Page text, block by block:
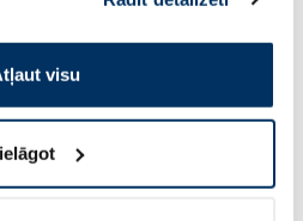
šo papildu sīkdatņu
savu izvēli:
visu